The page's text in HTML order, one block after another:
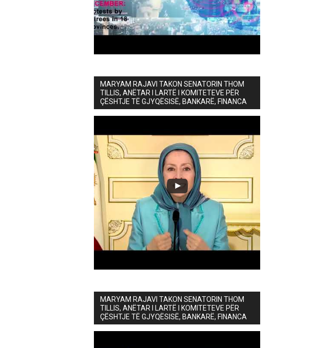
MARYAM RAJAVI TAKON SENATORIN THOM
TILLIS, ANËTAR I LARTË I KOMITETEVE PËR
ÇËSHTJE TË GJYQËSISË, BANKARË, FINANCA
MARYAM RAJAVI TAKON SENATORIN THOM
TILLIS, ANËTAR I LARTË I KOMITETEVE PËR
ÇËSHTJE TË GJYQËSISË, BANKARË, FINANCA